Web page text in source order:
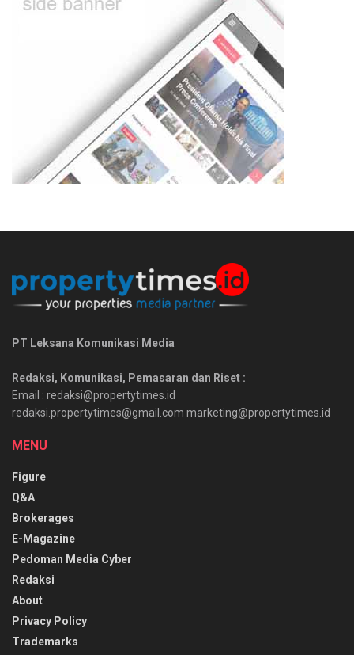
PT Leksana Komunikasi Media
Redaksi, Komunikasi, Pemasaran dan Riset :
Email : redaksi@propertytimes.id
redaksi.propertytimes@gmail.com marketing@propertytimes.id
MENU
Figure
Q&A
Brokerages
E-Magazine
Pedoman Media Cyber
Redaksi
About
Privacy Policy
Trademarks